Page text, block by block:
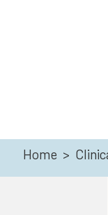
Home >